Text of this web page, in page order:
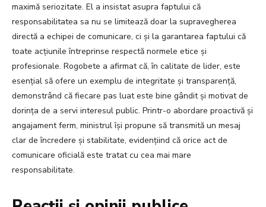
maximă seriozitate. El a insistat asupra faptului că
responsabilitatea sa nu se limitează doar la supravegherea
directă a echipei de comunicare, ci și la garantarea faptului că
toate acțiunile întreprinse respectă normele etice și
profesionale. Rogobete a afirmat că, în calitate de lider, este
esențial să ofere un exemplu de integritate și transparență,
demonstrând că fiecare pas luat este bine gândit și motivat de
dorința de a servi interesul public. Printr-o abordare proactivă și
angajament ferm, ministrul își propune să transmită un mesaj
clar de încredere și stabilitate, evidențiind că orice act de
comunicare oficială este tratat cu cea mai mare
responsabilitate.